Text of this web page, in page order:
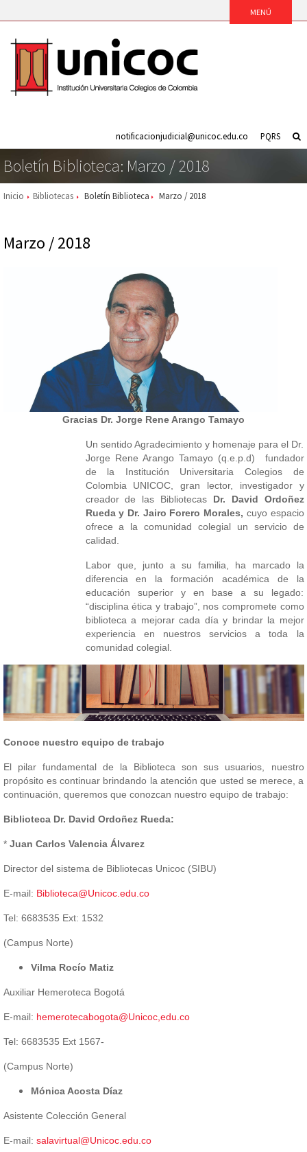
PQRS
notificacionjudicial@unicoc.edu.co
Boletín Biblioteca: Marzo / 2018
Inicio Bibliotecas Boletín Biblioteca Marzo / 2018
Marzo / 2018
Gracias Dr. Jorge Rene Arango Tamayo
Un sentido Agradecimiento y homenaje para el Dr.
Jorge Rene Arango Tamayo (q.e.p.d) fundador
de la Institución Universitaria Colegios de
Colombia UNICOC, gran lector, investigador y
creador de las Bibliotecas Dr. David Ordoñez
Rueda y Dr. Jairo Forero Morales, cuyo espacio
ofrece a la comunidad colegial un servicio de
calidad.
Labor que, junto a su familia, ha marcado la
diferencia en la formación académica de la
educación superior y en base a su legado:
“disciplina ética y trabajo”, nos compromete como
biblioteca a mejorar cada día y brindar la mejor
experiencia en nuestros servicios a toda la
comunidad colegial.
Conoce nuestro equipo de trabajo
El pilar fundamental de la Biblioteca son sus usuarios, nuestro
propósito es continuar brindando la atención que usted se merece, a
continuación, queremos que conozcan nuestro equipo de trabajo:
Biblioteca Dr. David Ordoñez Rueda:
* Juan Carlos Valencia Álvarez
Director del sistema de Bibliotecas Unicoc (SIBU)
E-mail: Biblioteca@Unicoc.edu.co
Tel: 6683535 Ext: 1532
(Campus Norte)
Vilma Rocío Matiz
Auxiliar Hemeroteca Bogotá
E-mail: hemerotecabogota@Unicoc,edu.co
Tel: 6683535 Ext 1567-
(Campus Norte)
Mónica Acosta Díaz
Asistente Colección General
E-mail: salavirtual@Unicoc.edu.co